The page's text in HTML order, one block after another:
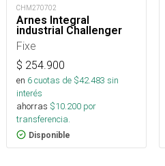
CHM270702
Arnes Integral
industrial Challenger
Fixe
$ 254.900
en 6cuotas de $42.483 sin
interés
ahorras $10.200 por
transferencia.
Disponible